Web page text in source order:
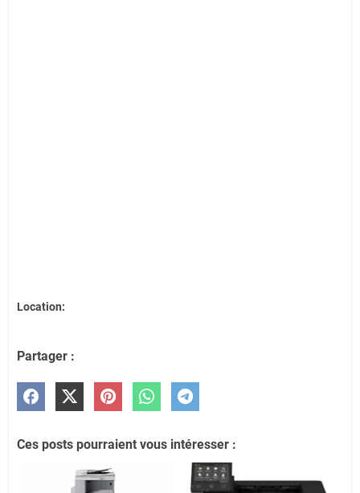
Location:
Partager :
Ces posts pourraient vous intéresser :